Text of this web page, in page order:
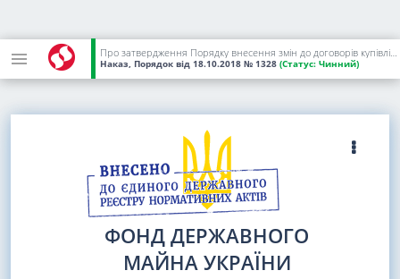
Про затвердження Порядку внесення змін до договорів купівлі-продажу державного (комунального) майна
Наказ, Порядок від 18.10.2018 № 1328 (Статус: Чинний)
ФОНД ДЕРЖАВНОГО
МАЙНА УКРАЇНИ